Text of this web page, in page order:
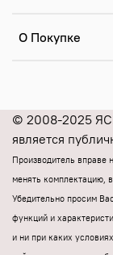
О Покупке
© 2008-2025
является
Производитель вправе
менять комплектацию,
Убедительно просим
функций и
и ни при каких